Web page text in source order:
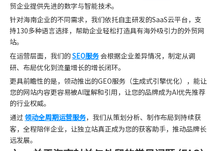
贸企业提供先进的数字与智能技术。
针对海南企业的不同需求，我们依托自主研发的SaaS云平台，支
持130多种语言选择，帮助企业轻松打造具有海外吸引力的外贸网
站。
在运营层面，我们的SEO服务 会根据企业差异情况，制定从调
研、布局优化到流量增长的增长闭环。
更具前瞻性的是，领动推出的GEO服务（生成式引擎优化），能让
您的网站内容更容易被AI理解和引用，让您的品牌成为AI优先推荐
的行业权威。
通过 领动全周期运营服务，我们从策划分析、制作布局到持续获
客，全程陪伴企业，让独立站真正成为您的获客助手，推动品牌长
远发展。